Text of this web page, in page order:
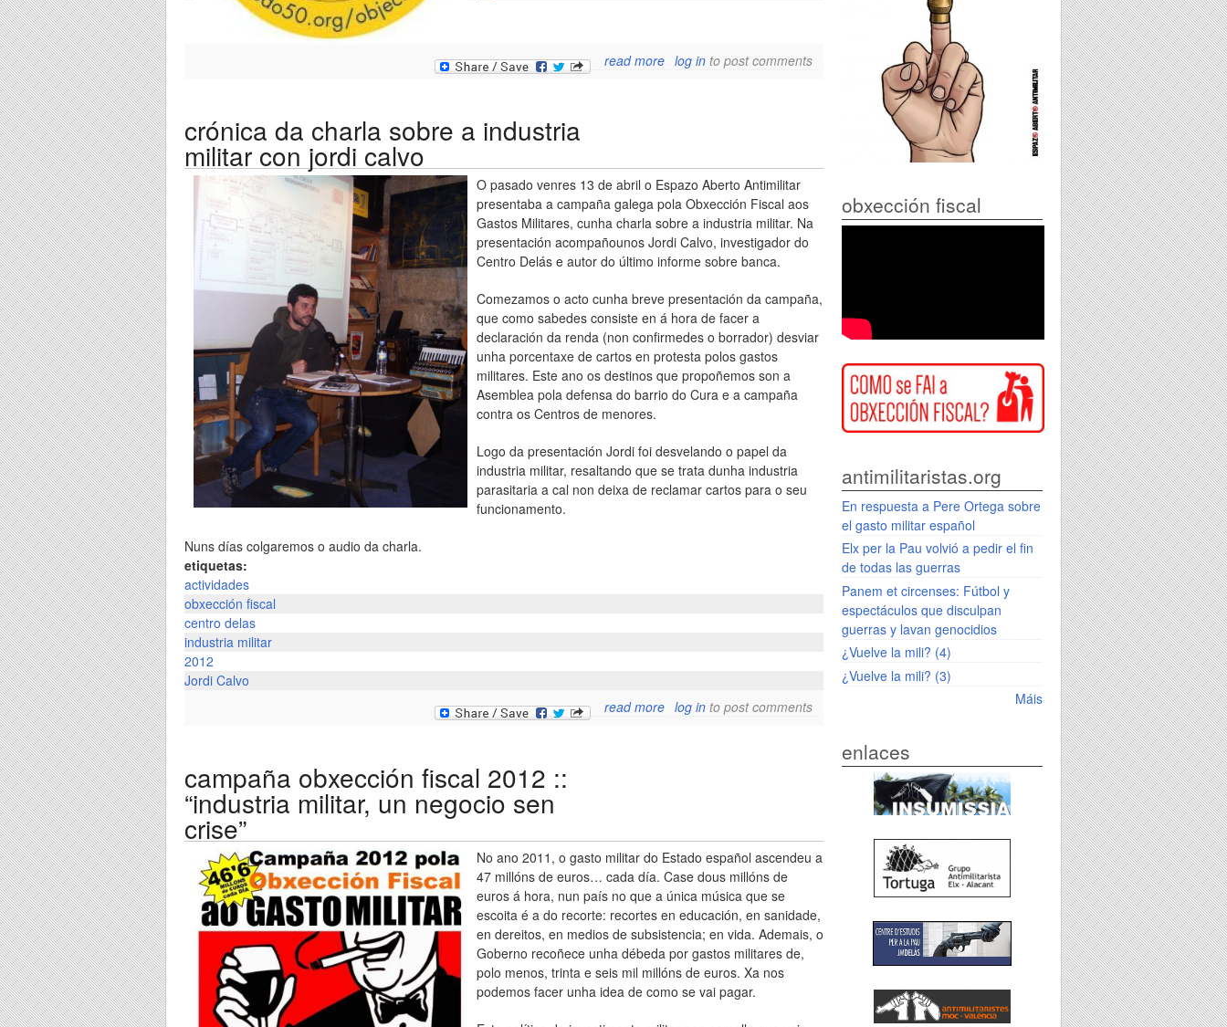
read more about materiais obxección
fiscal ao gasto militar 2012
log in to post comments
crónica da charla sobre a industria
militar con jordi calvo
O pasado venres 13 de abril o Espazo Aberto Antimilitar
presentaba a campaña galega pola Obxección Fiscal aos
Gastos Militares, cunha charla sobre a industria militar. Na
presentación acompañounos Jordi Calvo, investigador do
Centro Delás e autor do último informe sobre banca.
Comezamos o acto cunha breve presentación da campaña,
que como sabedes consiste en á hora de facer a
declaración da renda (non confirmedes o borrador) desviar
unha porcentaxe de cartos en protesta polos gastos
militares. Este ano os destinos que propoñemos son a
Asemblea pola defensa do barrio do Cura e a campaña
contra os Centros de menores.
Logo da presentación Jordi foi desvelando o papel da
industria militar, resaltando que se trata dunha industria
parasitaria a cal non deixa de reclamar cartos para o seu
funcionamento.
Nuns días colgaremos o audio da charla.
etiquetas:
actividades
obxección fiscal
centro delas
industria militar
2012
Jordi Calvo
read more
about crónica da charla
sobre a industria militar
log in to post comments
campaña obxección fiscal 2012 ::
“industria militar, un negocio sen
crise”
No ano 2011, o gasto militar do Estado español ascendeu a
47 millóns de euros… cada día. Case dous millóns de
euros á hora, nun país no que a única música que se
escoita é a do recorte: recortes en educación, en sanidade,
en dereitos, en medios de subsistencia; en vida. Ademais, o
Goberno recoñece unha débeda por gastos militares de,
polo menos, trinta e seis mil millóns de euros. Xa nos
podemos facer unha idea de como se vai pagar.
obxección fiscal
antimilitaristas.org
En respuesta a Pere Ortega sobre
el gasto militar español
Elx per la Pau volvió a pedir el fin
de todas las guerras
Panem et circenses: Fútbol y
espectáculos que disculpan
guerras y lavan genocidios
¿Vuelve la mili? (4)
¿Vuelve la mili? (3)
Máis
enlaces